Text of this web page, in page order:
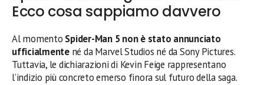
Ecco cosa sappiamo davvero
Al momento Spider-Man 5 non è stato annunciato
ufficialmentené da Marvel Studios né da Sony Pictures.
Tuttavia, le dichiarazioni di Kevin Feige rappresentano
l’indizio più concreto emerso finora sul futuro della saga.